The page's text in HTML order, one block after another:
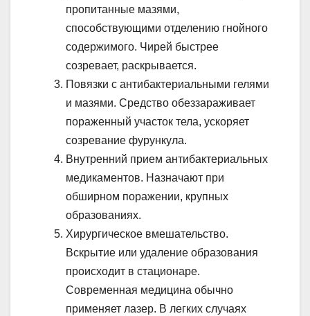
пропитанные мазями,
способствующими отделению гнойного
содержимого. Чирей быстрее
созревает, раскрывается.
Повязки с антибактериальными гелями
и мазями. Средство обеззараживает
пораженный участок тела, ускоряет
созревание фурункула.
Внутренний прием антибактериальных
медикаментов. Назначают при
обширном поражении, крупных
образованиях.
Хирургическое вмешательство.
Вскрытие или удаление образования
происходит в стационаре.
Современная медицина обычно
применяет лазер. В легких случаях